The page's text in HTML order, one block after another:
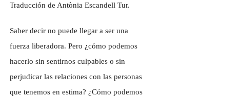
Traducción de Antònia Escandell Tur.
Saber decir no puede llegar a ser una
fuerza liberadora. Pero ¿cómo podemos
hacerlo sin sentirnos culpables o sin
perjudicar las relaciones con las personas
que tenemos en estima? ¿Cómo podemos